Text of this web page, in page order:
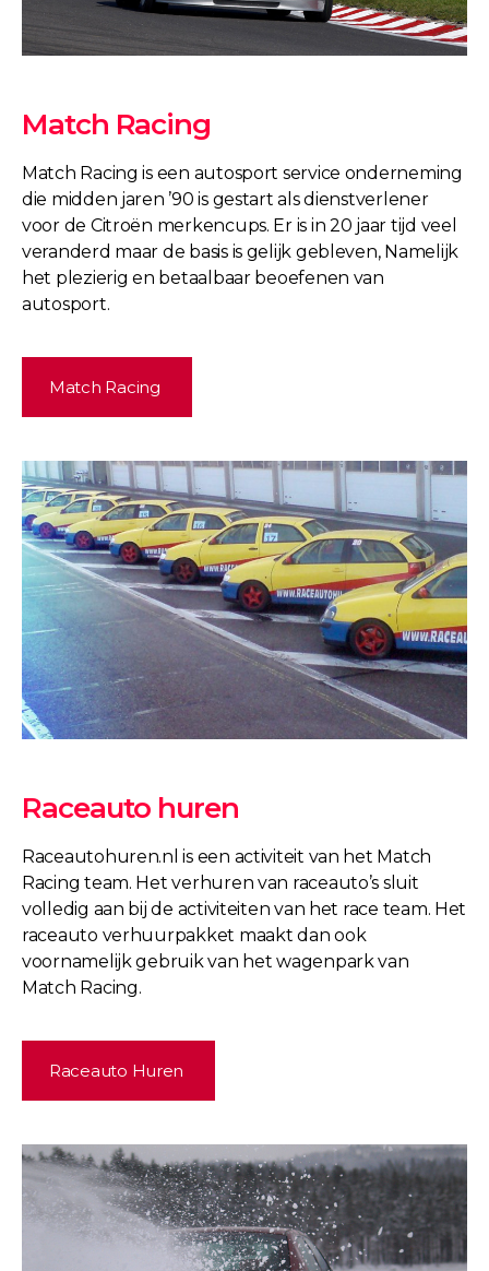
Match Racing
Match Racing is een autosport service onderneming
die midden jaren ’90 is gestart als dienstverlener
voor de Citroën merkencups. Er is in 20 jaar tijd veel
veranderd maar de basis is gelijk gebleven, Namelijk
het plezierig en betaalbaar beoefenen van
autosport.
Match Racing
Raceauto huren
Raceautohuren.nl is een activiteit van het Match
Racing team. Het verhuren van raceauto’s sluit
volledig aan bij de activiteiten van het race team. Het
raceauto verhuurpakket maakt dan ook
voornamelijk gebruik van het wagenpark van
Match Racing.
Raceauto Huren